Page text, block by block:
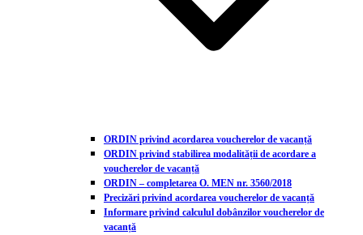
ORDIN privind acordarea voucherelor de vacanță
ORDIN privind stabilirea modalității de acordare a
voucherelor de vacanță
ORDIN – completarea O. MEN nr. 3560/2018
Precizări privind acordarea voucherelor de vacanță
Informare privind calculul dobânzilor voucherelor de
vacanță